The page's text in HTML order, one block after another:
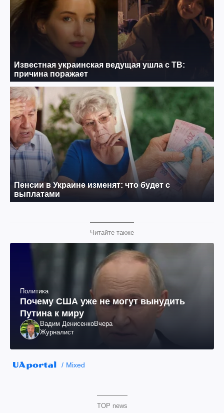
Читайте также
Политика
Почему США уже не могут вынудить
Путина к миру
Вадим ДенисенкоВчера
Журналист
Mixed
TOP news